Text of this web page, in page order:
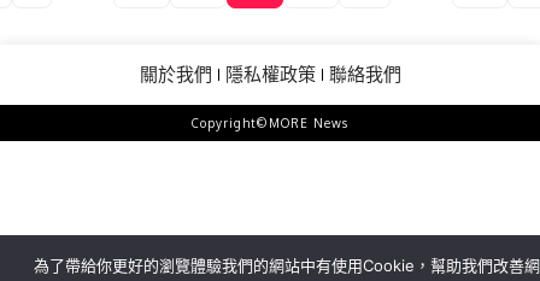
關於我們 隱私權政策 聯絡我們
Copyright©MORE News
為了帶給你更好的瀏覽體驗我們的網站中有使用Cookie，幫助我們改善